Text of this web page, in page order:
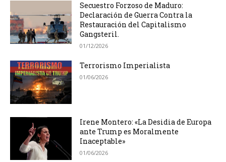
Secuestro Forzoso de Maduro:
Declaración de Guerra Contra la
Restauración del Capitalismo
Gangsteril.
01/12/2026
Terrorismo Imperialista
01/06/2026
Irene Montero: «La Desidia de Europa
ante Trump es Moralmente
Inaceptable»
01/06/2026